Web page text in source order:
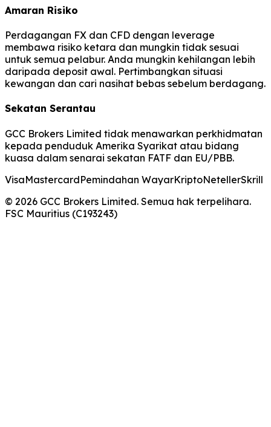
Amaran Risiko
Perdagangan FX dan CFD dengan leverage
membawa risiko ketara dan mungkin tidak sesuai
untuk semua pelabur. Anda mungkin kehilangan lebih
daripada deposit awal. Pertimbangkan situasi
kewangan dan cari nasihat bebas sebelum berdagang.
Sekatan Serantau
GCC Brokers Limited tidak menawarkan perkhidmatan
kepada penduduk Amerika Syarikat atau bidang
kuasa dalam senarai sekatan FATF dan EU/PBB.
VisaMastercardPemindahan WayarKriptoNetellerSkrill
© 2026 GCC Brokers Limited. Semua hak terpelihara.
FSC Mauritius (C193243)